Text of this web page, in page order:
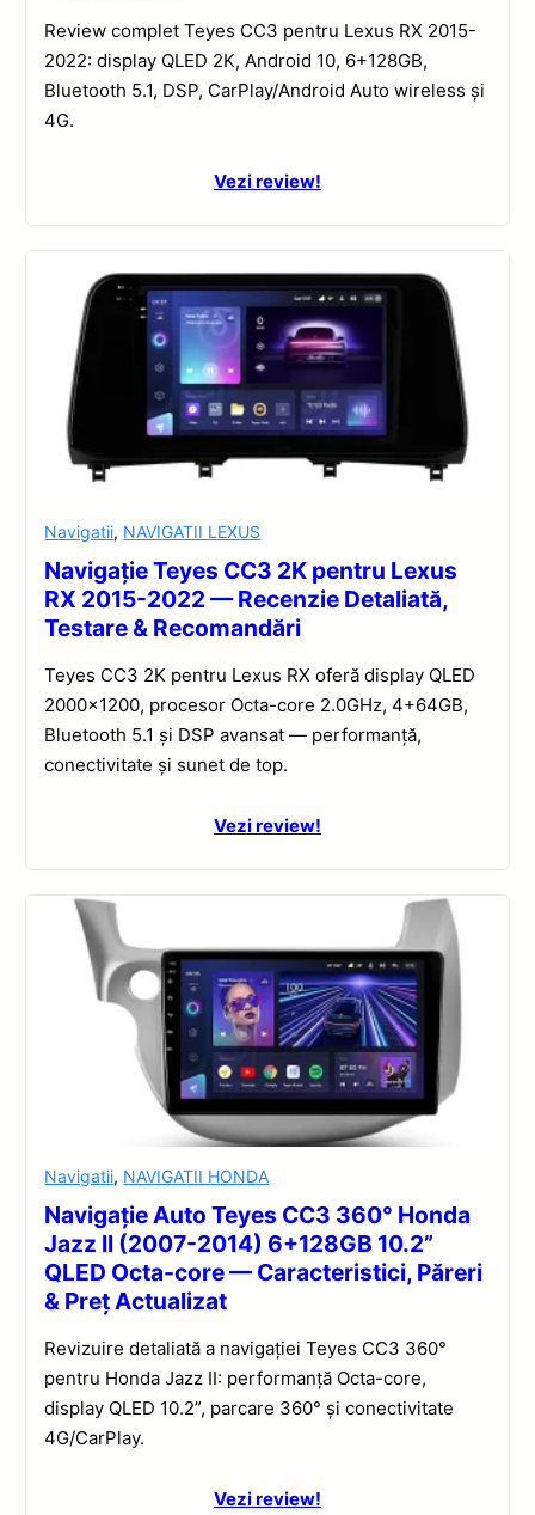
Review complet Teyes CC3 pentru Lexus RX 2015-
2022: display QLED 2K, Android 10, 6+128GB,
Bluetooth 5.1, DSP, CarPlay/Android Auto wireless și
4G.
Vezi review!
Navigatii, NAVIGATII LEXUS
Navigație Teyes CC3 2K pentru Lexus
RX 2015-2022 — Recenzie Detaliată,
Testare & Recomandări
Teyes CC3 2K pentru Lexus RX oferă display QLED
2000×1200, procesor Octa-core 2.0GHz, 4+64GB,
Bluetooth 5.1 și DSP avansat — performanță,
conectivitate și sunet de top.
Vezi review!
Navigatii, NAVIGATII HONDA
Navigație Auto Teyes CC3 360° Honda
Jazz II (2007-2014) 6+128GB 10.2”
QLED Octa-core — Caracteristici, Păreri
& Preț Actualizat
Revizuire detaliată a navigației Teyes CC3 360°
pentru Honda Jazz II: performanță Octa-core,
display QLED 10.2”, parcare 360° și conectivitate
4G/CarPlay.
Vezi review!